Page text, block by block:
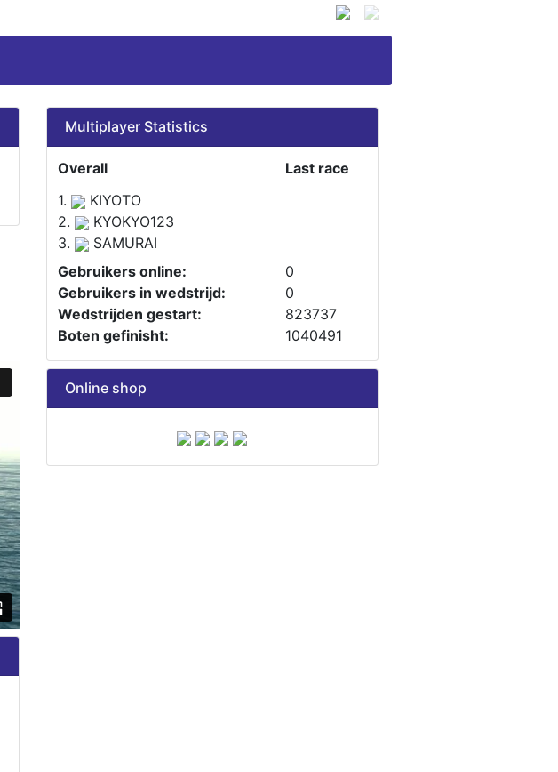
Multiplayer Statistics
Overall
Last race
1.
KIYOTO
2.
KYOKYO123
3.
SAMURAI
Gebruikers online:
0
Gebruikers in wedstrijd:
0
Wedstrijden gestart:
823737
Boten gefinisht:
1040491
Online shop